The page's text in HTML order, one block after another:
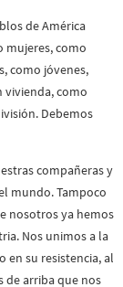
de América
mujeres, como
como jóvenes,
vivienda, como
Debemos
compañeras y
mundo. Tampoco
nosotros ya hemos
Nos unimos a la
en su resistencia, al
de arriba que nos